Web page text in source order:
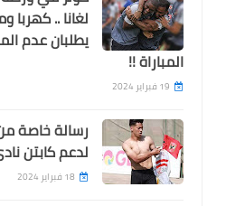
لغانا ..
يطلبان عدم
المباراة !!
19 فبراير 2024
رسالة خاصة
لدعم كابتن
18 فبراير 2024
nationale1 بث مباشر
arabic tv
قناة الوطنية التونسية